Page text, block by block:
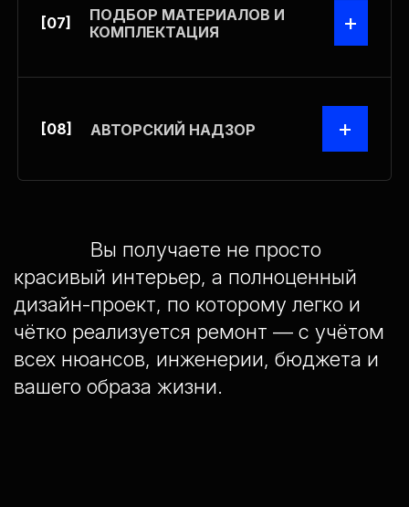
[07]
ПОДБОР МАТЕРИАЛОВ И
КОМПЛЕКТАЦИЯ
+
[08] АВТОРСКИЙ НАДЗОР +
Вы получаете не просто
красивый интерьер, а полноценный
дизайн-проект, по которому легко и
чётко реализуется ремонт — с учётом
всех нюансов, инженерии, бюджета и
вашего образа жизни.